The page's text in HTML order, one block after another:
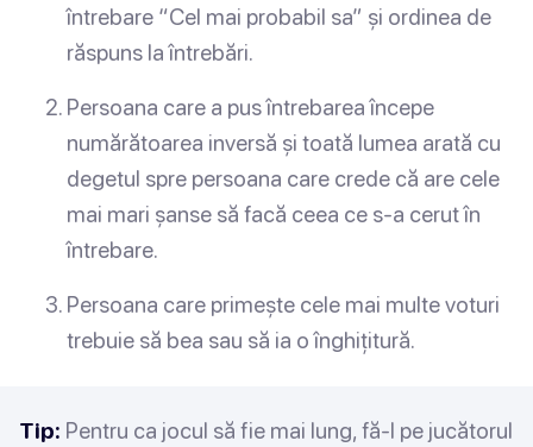
întrebare “Cel mai probabil sa” și ordinea de
răspuns la întrebări.
Persoana care a pus întrebarea începe
numărătoarea inversă și toată lumea arată cu
degetul spre persoana care crede că are cele
mai mari șanse să facă ceea ce s-a cerut în
întrebare.
Persoana care primește cele mai multe voturi
trebuie să bea sau să ia o înghițitură.
Tip: Pentru ca jocul să fie mai lung, fă-l pe jucătorul